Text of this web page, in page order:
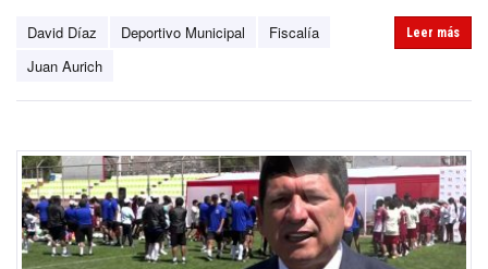
David Díaz Deportivo Municipal
Fiscalía
Juan Aurich
Leer más